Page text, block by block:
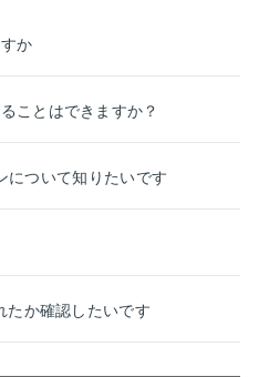
か
ことはできますか？
について知りたいです
たか確認したいです